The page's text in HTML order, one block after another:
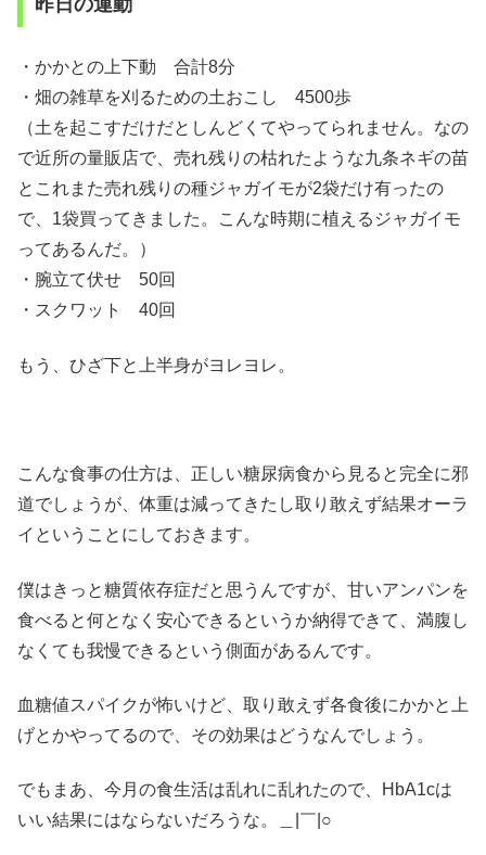
・かかとの上下動 合計8分
・畑の雑草を刈るための土おこし 4500歩
（土を起こすだけだとしんどくてやってられません。なの
で近所の量販店で、売れ残りの枯れたような九条ネギの苗
とこれまた売れ残りの種ジャガイモが2袋だけ有ったの
で、1袋買ってきました。こんな時期に植えるジャガイモ
ってあるんだ。）
・腕立て伏せ 50回
・スクワット 40回
もう、ひざ下と上半身がヨレヨレ。
こんな食事の仕方は、正しい糖尿病食から見ると完全に邪
道でしょうが、体重は減ってきたし取り敢えず結果オーラ
イということにしておきます。
僕はきっと糖質依存症だと思うんですが、甘いアンパンを
食べると何となく安心できるというか納得できて、満腹し
なくても我慢できるという側面があるんです。
血糖値スパイクが怖いけど、取り敢えず各食後にかかと上
げとかやってるので、その効果はどうなんでしょう。
でもまあ、今月の食生活は乱れに乱れたので、HbA1cは
いい結果にはならないだろうな。＿|￣|○